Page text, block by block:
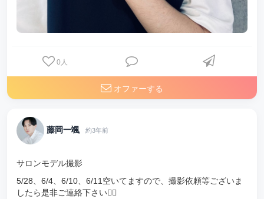
0 人
オファーする
藤岡一颯 約3年前
サロンモデル撮影
5/28、6/4、6/10、6/11空いてますので、撮影依頼等ございま
したら是非ご連絡下さい🙋‍♂️